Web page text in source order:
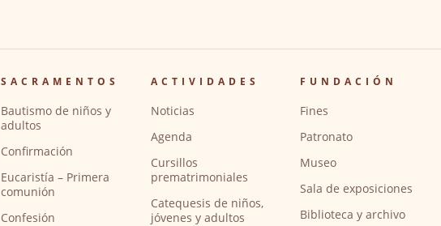
SACRAMENTOS
Bautismo de niños y
adultos
Confirmación
Eucaristía – Primera
comunión
Confesión
ACTIVIDADES
Noticias
Agenda
Cursillos
prematrimoniales
Catequesis de niños,
jóvenes y adultos
FUNDACIÓN
Fines
Patronato
Museo
Sala de exposiciones
Biblioteca y archivo